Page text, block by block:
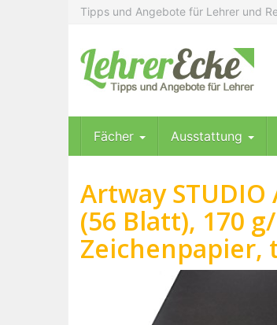
Tipps und Angebote für Lehrer und
Fächer Ausstattung
Artway
(56 Blatt), 170
Zeichenpapier,